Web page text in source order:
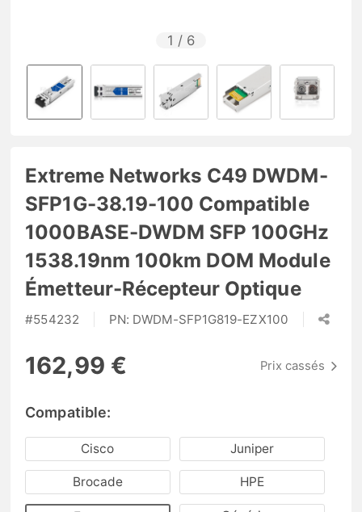
1 / 6
Extreme Networks C49 DWDM-
SFP1G-38.19-100 Compatible
1000BASE-DWDM SFP 100GHz
1538.19nm 100km DOM Module
Émetteur-Récepteur Optique
#554232 PN: DWDM-SFP1G819-EZX100
162,99 € Prix cassés
Compatible:
Cisco Juniper
Brocade HPE